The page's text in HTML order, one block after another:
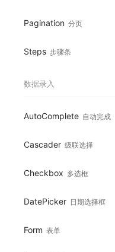
Pagination 分页
Steps 步骤条
数据录入
AutoComplete 自动完成
Cascader 级联选择
Checkbox 多选框
DatePicker 日期选择框
Form 表单